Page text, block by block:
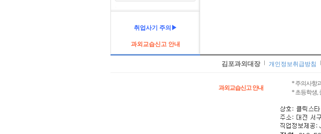
취업사기 주의▶
과외교습신고 안내
김포과외대장 개인정보취급방침
과외교습신고 안내
* 주의사항
* 초등학생,